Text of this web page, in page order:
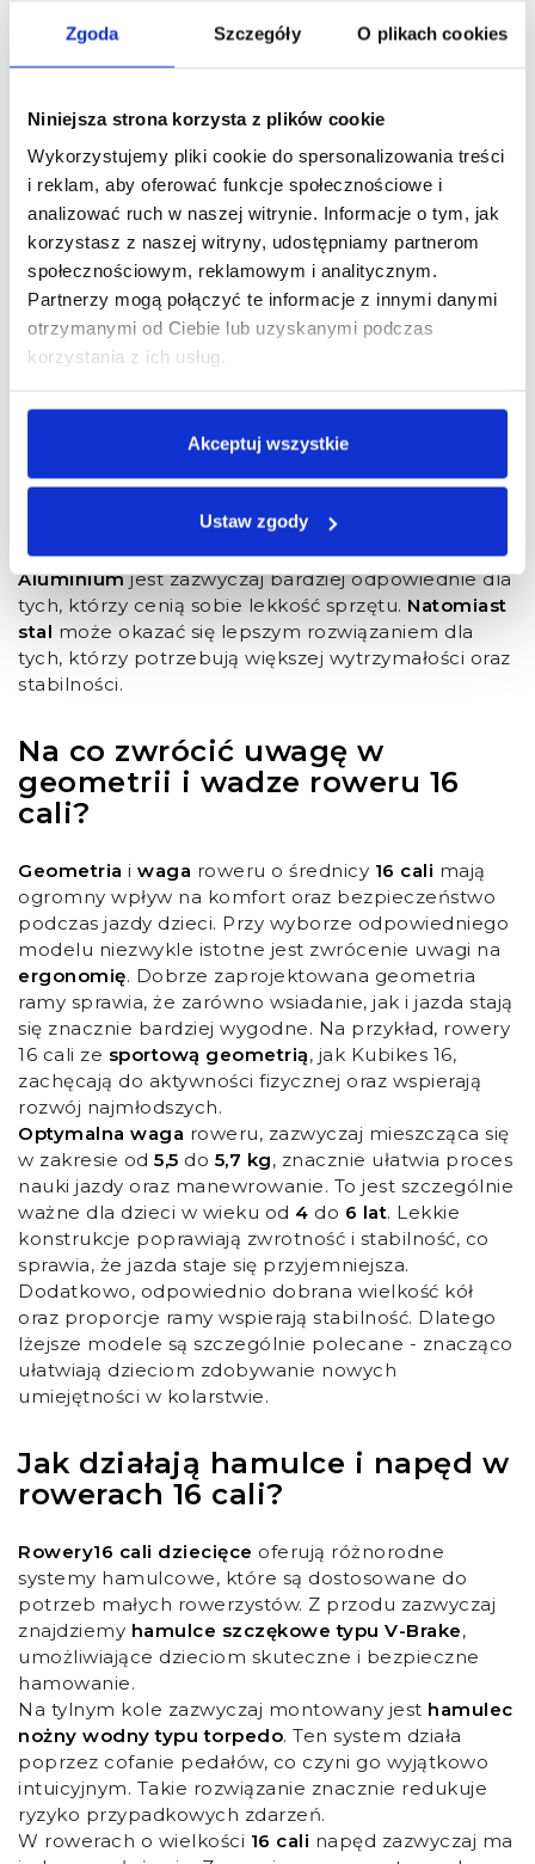
Zgoda Szczegóły O plikach cookies
Niniejsza strona korzysta z plików cookie
Wykorzystujemy pliki cookie do spersonalizowania treści
i reklam, aby oferować funkcje społecznościowe i
analizować ruch w naszej witrynie. Informacje o tym, jak
korzystasz z naszej witryny, udostępniamy partnerom
społecznościowym, reklamowym i analitycznym.
Partnerzy mogą połączyć te informacje z innymi danymi
otrzymanymi od Ciebie lub uzyskanymi podczas
korzystania z ich usług.
Akceptuj wszystkie
Ustaw zgody
na swoją lekkość, co czyni manewrowanie znacznie
prostszym. Średnia waga rowerów z taką ramą
nauce jazdy, jak i codziennemu użytkowaniu.
16, które doskonale łączą minimalną wagę z
solidnością. Dzięki aluminiowej konstrukcji dzieci
mogą łatwiej podnosić rower, co wspiera ich rozwój
umiejętności jazdy.
Stalowa ramawyróżnia się wyjątkową trwałością,
dlatego jest idealnym wyborem dla intensywnie
eksploatowanych rowerów. Mimo to, rowery 16 cali
ze stali są zazwyczaj cięższe, co może stanowić
indywidualnych preferencji dziecka,
Aluminiumjest zazwyczaj bardziej odpowiednie dla
tych, którzy cenią sobie lekkość sprzętu. Natomiast
stal może okazać się lepszym rozwiązaniem dla
tych, którzy potrzebują większej wytrzymałości oraz
stabilności.
Na co zwrócić uwagę w
geometrii i wadze roweru 16
cali?
Geometria i waga roweru o średnicy 16 cali mają
ogromny wpływ na komfort oraz bezpieczeństwo
podczas jazdy dzieci. Przy wyborze odpowiedniego
modelu niezwykle istotne jest zwrócenie uwagi na
ergonomię. Dobrze zaprojektowana geometria
ramy sprawia, że zarówno wsiadanie, jak i jazda stają
się znacznie bardziej wygodne. Na przykład, rowery
16 cali ze sportową geometrią, jak Kubikes 16,
zachęcają do aktywności fizycznej oraz wspierają
rozwój najmłodszych.
Optymalna waga roweru, zazwyczaj mieszcząca się
w zakresie od 5,5 do 5,7 kg, znacznie ułatwia proces
nauki jazdy oraz manewrowanie. To jest szczególnie
ważne dla dzieci w wieku od 4 do 6 lat. Lekkie
konstrukcje poprawiają zwrotność i stabilność, co
sprawia, że jazda staje się przyjemniejsza.
Dodatkowo, odpowiednio dobrana wielkość kół
oraz proporcje ramy wspierają stabilność. Dlatego
lżejsze modele są szczególnie polecane - znacząco
ułatwiają dzieciom zdobywanie nowych
umiejętności w kolarstwie.
Jak działają hamulce i napęd w
rowerach 16 cali?
Rowery16 cali dziecięce oferują różnorodne
systemy hamulcowe, które są dostosowane do
potrzeb małych rowerzystów. Z przodu zazwyczaj
znajdziemy hamulce szczękowe typu V-Brake,
umożliwiające dzieciom skuteczne i bezpieczne
hamowanie.
Na tylnym kole zazwyczaj montowany jest hamulec
nożny wodny typu torpedo. Ten system działa
poprzez cofanie pedałów, co czyni go wyjątkowo
intuicyjnym. Takie rozwiązanie znacznie redukuje
ryzyko przypadkowych zdarzeń.
W rowerach o wielkości 16 cali napęd zazwyczaj ma